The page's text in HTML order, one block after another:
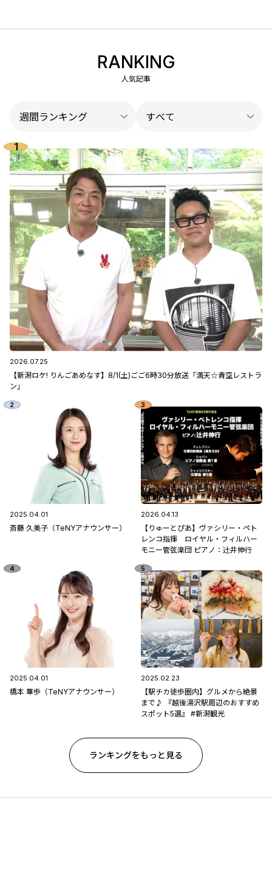
RANKING
人気記事
2026.07.25
【新潟ロケ! りんごあめなす】8/1(土)ごご6時30分放送「満天☆青空レストラ
ン」
2025.04.01
斎藤 久美子（TeNYアナウンサー）
2026.04.13
【りゅーとぴあ】ヴァシリー・ペト
レンコ指揮 ロイヤル・フィルハー
モニー管弦楽団 ピアノ：辻󠄀井伸行
2025.04.01
橋本 華歩（TeNYアナウンサー）
2025.02.23
【駅チカ徒歩圏内】グルメから絶景
まで♪ 『越後湯沢駅周辺のおすすめ
スポット5選』 #新潟観光
ランキングをもっと見る